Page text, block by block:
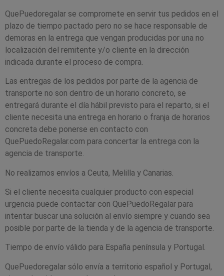
QuePuedoregalar se compromete en servir tus pedidos en el
plazo de tiempo pactado pero no se hace responsable de
demoras en la entrega que vengan producidas por una no
localización del remitente y/o cliente en la dirección
indicada durante el proceso de compra.
Las entregas de los pedidos por parte de la agencia de
transporte no son dentro de un horario concreto, se
entregará durante el día hábil previsto para el reparto, si el
cliente necesita una entrega en horario o franja de horarios
concreta debe ponerse en contacto con
QuePuedoRegalar.com para concertar la entrega con la
agencia de transporte.
No realizamos envíos a Ceuta, Melilla y Canarias.
Si el cliente necesita cualquier producto con especial
urgencia puede contactar con QuePuedoRegalar para
intentar buscar una solución al envío siempre y cuando sea
posible por parte de la tienda y de la agencia de transporte.
Tiempo de envío válido para España península y Portugal.
QuePuedoregalar sólo envía a territorio español y Portugal,